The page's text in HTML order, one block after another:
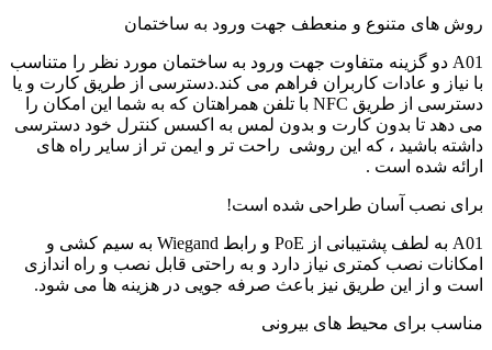
روش های متنوع و منعطف جهت ورود به ساختمان
A01 دو گزینه متفاوت جهت ورود به ساختمان مورد نظر را متناسب
با نیاز و عادات کاربران فراهم می کند.دسترسی از طریق کارت و یا
دسترسی از طریق NFC با تلفن همراهتان که به شما این امکان را
می دهد تا بدون کارت و بدون لمس به اکسس کنترل خود دسترسی
داشته باشید ، که این روشی راحت تر و ایمن تر از سایر راه های
ارائه شده است .
برای نصب آسان طراحی شده است!
A01 به لطف پشتیبانی از PoE و رابط Wiegand به سیم کشی و
امکانات نصب کمتری نیاز دارد و به راحتی قابل نصب و راه اندازی
است و از این طریق نیز باعث صرفه جویی در هزینه ها می شود.
مناسب برای محیط های بیرونی